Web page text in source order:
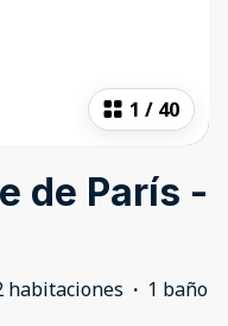
1 / 40
de París -
habitaciones · 1 baño